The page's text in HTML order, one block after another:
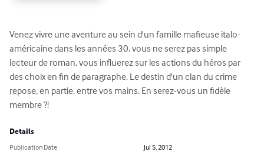
Venez vivre une aventure au sein d'un famille mafieuse italo-
américaine dans les années 30. vous ne serez pas simple
lecteur de roman, vous influerez sur les actions du héros par
des choix en fin de paragraphe. Le destin d'un clan du crime
repose, en partie, entre vos mains. En serez-vous un fidèle
membre ?!
Details
Publication Date
Jul 5, 2012